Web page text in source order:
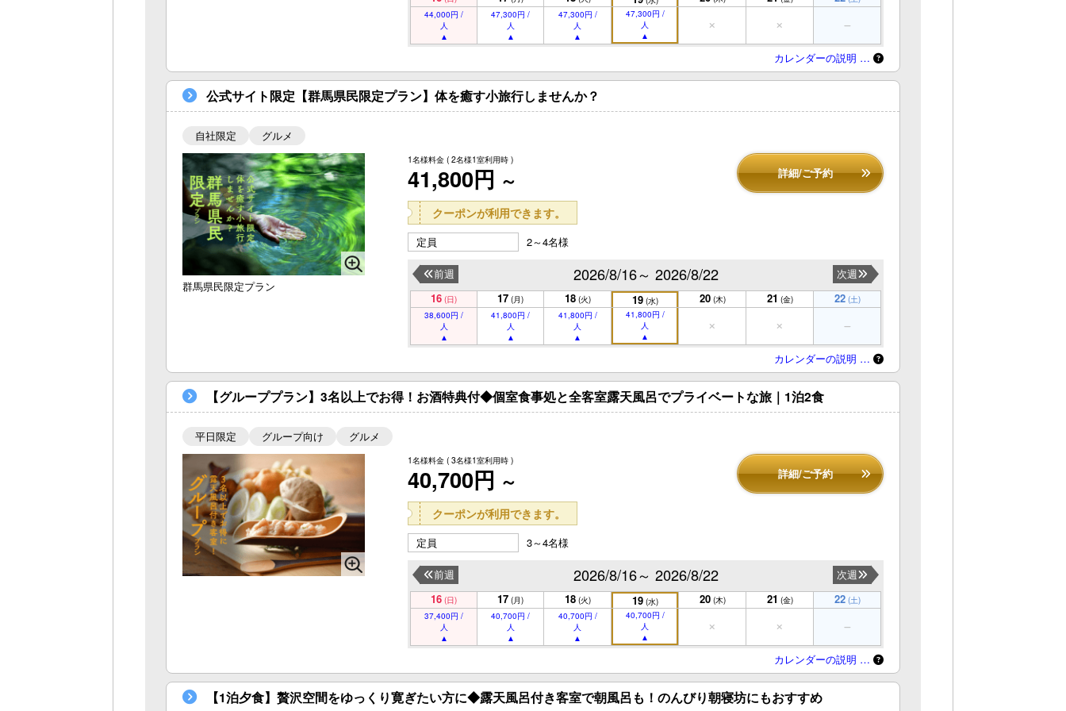
44,000円 /
人
47,300円 /
人
47,300円 /
人
47,300円 /
人
カレンダーの説明 …
公式サイト限定【群馬県民限定プラン】体を癒す小旅行しませんか？
自社限定 グルメ
群馬県民限定プラン
1名様料金 ( 2名様1室利用時 )
41,800円 ～ 詳細/ご予約
クーポンが利用できます。
定員 2～4名様
2026/8/16～ 2026/8/22
前週
次週
16 (日) 17 (月) 18 (火) 19 (水) 20 (木) 21 (金) 22 (土)
38,600円 /
人
41,800円 /
人
41,800円 /
人
41,800円 /
人
カレンダーの説明 …
【グループプラン】3名以上でお得！お酒特典付◆個室食事処と全客室露天風呂でプライベートな旅｜1泊2食
平日限定 グループ向け グルメ
1名様料金 ( 3名様1室利用時 )
40,700円 ～ 詳細/ご予約
クーポンが利用できます。
定員 3～4名様
2026/8/16～ 2026/8/22
前週
次週
16 (日) 17 (月) 18 (火) 19 (水) 20 (木) 21 (金) 22 (土)
37,400円 /
人
40,700円 /
人
40,700円 /
人
40,700円 /
人
カレンダーの説明 …
【1泊夕食】贅沢空間をゆっくり寛ぎたい方に◆露天風呂付き客室で朝風呂も！のんびり朝寝坊にもおすすめ